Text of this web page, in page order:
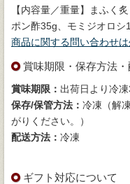
【内容量／重量】まふく
ポン酢35g、モミジオロシ
商品に関する問い合わせ
賞味期限・保存方法
賞味期限： 出荷日より冷凍
保存/保管方法： 冷凍（解
がりください。）
配送方法： 冷凍
ギフト対応について